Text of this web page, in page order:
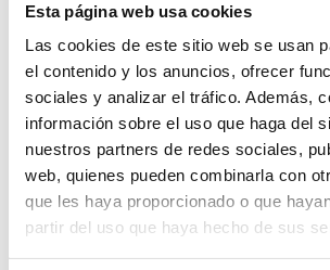
Esta página web usa cookies
Las cookies de este sitio web se usan
el contenido y los anuncios, ofrecer
sociales y analizar el tráfico. Además,
información sobre el uso que haga del
nuestros partners de redes sociales,
web, quienes pueden combinarla con
que les haya proporcionado o que
partir del uso que haya hecho de sus
Contenido